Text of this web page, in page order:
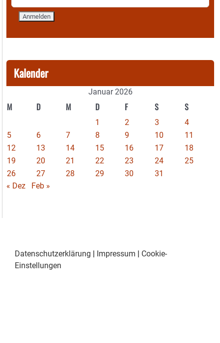
Kalender
Januar 2026
M D M D F S S
1 2 3
4
5
6 7 8 9 10
11
12
13 14 15 16 17
18
19
20 21 22 23 24
25
26
27 28 29 30
31
« Dez
Feb »
Datenschutzerklärung | Impressum | Cookie-
Einstellungen